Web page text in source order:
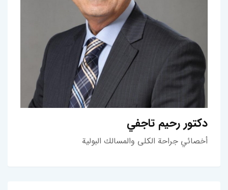
دكتور رحيم تاجفي
أخصائي جراحة الكلى والمسالك البولية